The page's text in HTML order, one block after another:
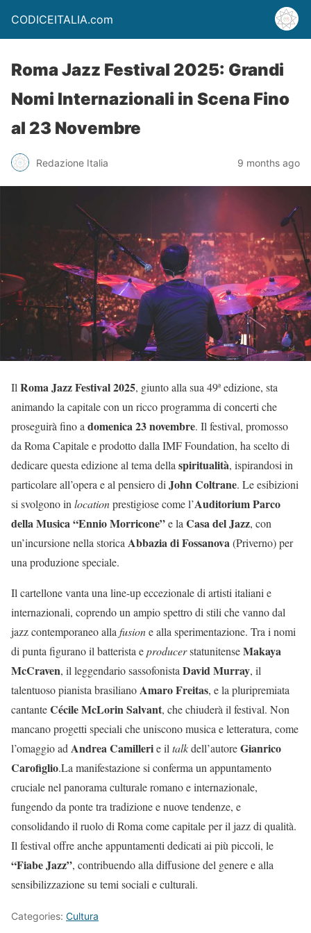
CODICEITALIA.com
Roma Jazz Festival 2025: Grandi
Nomi Internazionali in Scena Fino
al 23 Novembre
Redazione Italia 9 months ago
IlRoma Jazz Festival 2025, giunto alla sua 49ª edizione, sta
animando la capitale con un ricco programma di concerti che
proseguirà fino adomenica 23 novembre. Il festival, promosso
da Roma Capitale e prodotto dalla IMF Foundation, ha scelto di
dedicare questa edizione al tema dellaspiritualità, ispirandosi in
particolare all’opera e al pensiero diJohn Coltrane. Le esibizioni
si svolgono inlocationprestigiose come l’Auditorium Parco
della Musica “Ennio Morricone”e laCasa del Jazz, con
un’incursione nella storicaAbbazia di Fossanova(Priverno) per
una produzione speciale.
Il cartellone vanta una line-up eccezionale di artisti italiani e
internazionali, coprendo un ampio spettro di stili che vanno dal
jazz contemporaneo allafusione alla sperimentazione. Tra i nomi
di punta figurano il batterista eproducerstatunitenseMakaya
McCraven, il leggendario sassofonistaDavid Murray, il
talentuoso pianista brasilianoAmaro Freitas, e la pluripremiata
cantanteCécile McLorin Salvant, che chiuderà il festival. Non
mancano progetti speciali che uniscono musica e letteratura, come
l’omaggio adAndrea Camillerie iltalkdell’autoreGianrico
Carofiglio.La manifestazione si conferma un appuntamento
cruciale nel panorama culturale romano e internazionale,
fungendo da ponte tra tradizione e nuove tendenze, e
consolidando il ruolo di Roma come capitale per il jazz di qualità.
Il festival offre anche appuntamenti dedicati ai più piccoli, le
“Fiabe Jazz”, contribuendo alla diffusione del genere e alla
sensibilizzazione su temi sociali e culturali.
Categories: Cultura